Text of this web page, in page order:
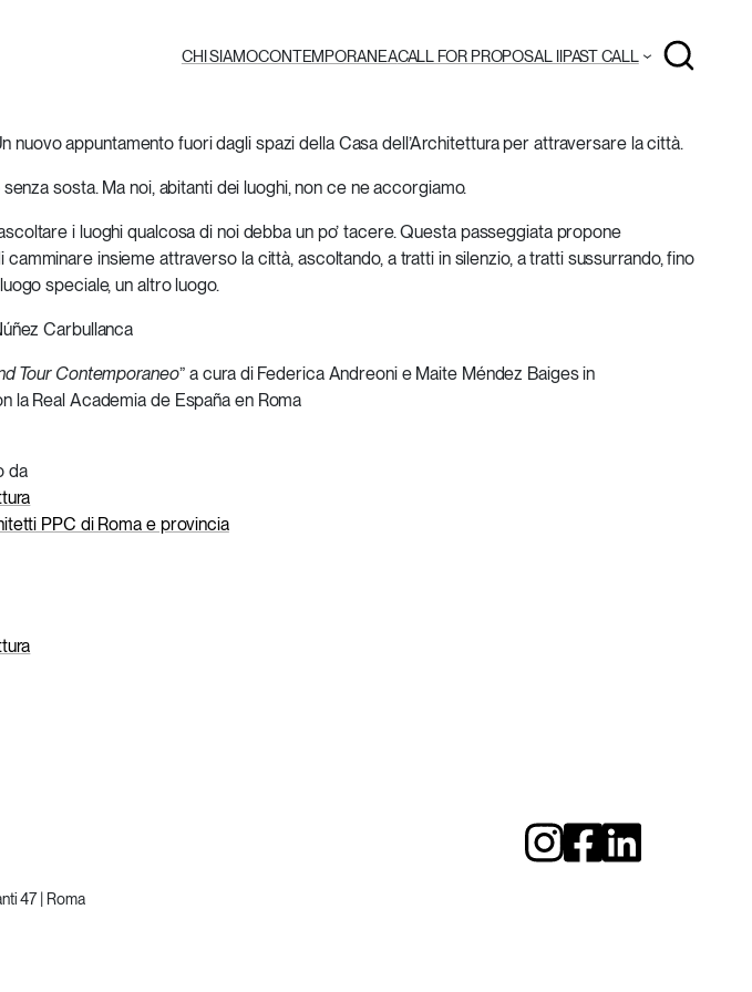
CHI SIAMOCONTEMPORANEACALL FOR PROPOSAL IIPAST CALL
Cerca
nuovo appuntamento fuori dagli spazi della Casa dell’Architettura per attraversare la città.
sosta. Ma noi, abitanti dei luoghi, non ce ne accorgiamo.
i luoghi qualcosa di noi debba un po’ tacere. Questa passeggiata propone
insieme attraverso la città, ascoltando, a tratti in silenzio, a tratti sussurrando, fino
speciale, un altro luogo.
Carbullanca
Tour Contemporaneo” a cura di Federica Andreoni e Maite Méndez Baiges in
la Real Academia de España en Roma
da
PPC di Roma e provincia
47 | Roma